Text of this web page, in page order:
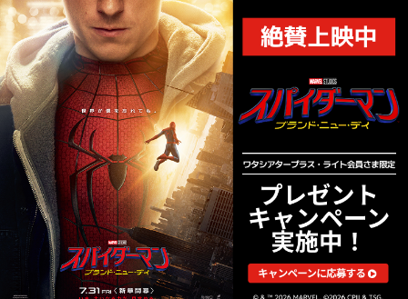
公式アプリでは、サービスの利用状況分析やお客さまの体験
を向上させるためにクッキー等を使用しています。このままご
利用になる場合、クッキー等の使用に同意したことになりま
す。詳しくは、サイトポリシーをご覧ください。
詳細はこちら